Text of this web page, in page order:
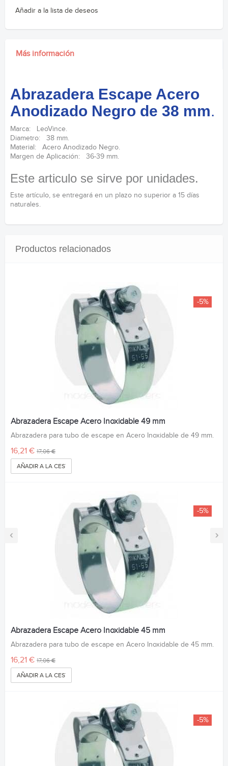
Añadir a la lista de deseos
Más información
Abrazadera Escape Acero
Anodizado Negro de 38 mm.
Marca: LeoVince.
Diametro: 38 mm.
Material: Acero Anodizado Negro.
Margen de Aplicación: 36-39 mm.
Este articulo se sirve por unidades.
Este artículo, se entregará en un plazo no superior a 15 días
naturales.
Productos relacionados
‹ ›
-5%
Abrazadera Escape Acero Inoxidable 49 mm
Abrazadera para tubo de escape en Acero Inoxidable de 49 mm.
16,21 € 17,06 €
AÑADIR A LA CESTA
-5%
Abrazadera Escape Acero Inoxidable 45 mm
Abrazadera para tubo de escape en Acero Inoxidable de 45 mm.
16,21 € 17,06 €
AÑADIR A LA CESTA
-5%